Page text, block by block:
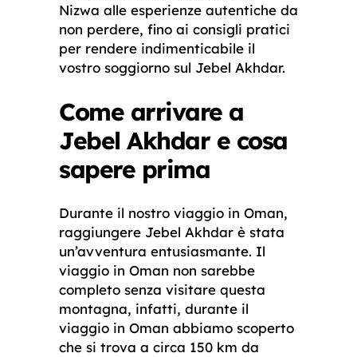
Nizwa alle esperienze autentiche da
non perdere, fino ai consigli pratici
per rendere indimenticabile il
vostro soggiorno sul Jebel Akhdar.
Come arrivare a
Jebel Akhdar e cosa
sapere prima
Durante il nostro viaggio in Oman,
raggiungere Jebel Akhdar è stata
un’avventura entusiasmante. Il
viaggio in Oman non sarebbe
completo senza visitare questa
montagna, infatti, durante il
viaggio in Oman abbiamo scoperto
che si trova a circa 150 km da